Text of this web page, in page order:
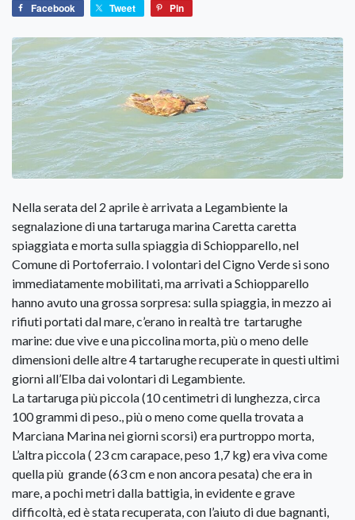
Facebook Tweet Pin
Nella serata del 2 aprile è arrivata a Legambiente la
segnalazione di una tartaruga marina Caretta caretta
spiaggiata e morta sulla spiaggia di Schiopparello, nel
Comune di Portoferraio. I volontari del Cigno Verde si sono
immediatamente mobilitati, ma arrivati a Schiopparello
hanno avuto una grossa sorpresa: sulla spiaggia, in mezzo ai
rifiuti portati dal mare, c’erano in realtà tre tartarughe
marine: due vive e una piccolina morta, più o meno delle
dimensioni delle altre 4 tartarughe recuperate in questi ultimi
giorni all’Elba dai volontari di Legambiente.
La tartaruga più piccola (10 centimetri di lunghezza, circa
100 grammi di peso., più o meno come quella trovata a
Marciana Marina nei giorni scorsi) era purtroppo morta,
L’altra piccola ( 23 cm carapace, peso 1,7 kg) era viva come
quella più grande (63 cm e non ancora pesata) che era in
mare, a pochi metri dalla battigia, in evidente e grave
difficoltà, ed è stata recuperata, con l’aiuto di due bagnanti,